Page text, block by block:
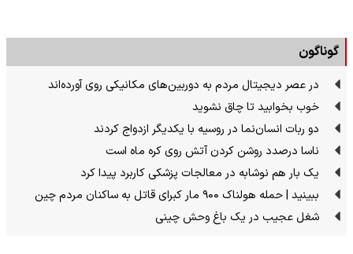
گوناگون
در عصر دیجیتال مردم به دوربین‌های مکانیکی روی آورده‌اند
خوب بخوابید تا چاق نشوید
دو ربات انسان‌نما در روسیه با یکدیگر ازدواج کردند
ناسا درصدد روشن کردن آتش روی کره ماه است
یک بار هم نوشابه در معالجات پزشکی کاربرد پیدا کرد
ببینید | حمله هولناک ۹۰۰ مار کبرای قاتل به ساکنان مردم چین
شغل عجیب در یک باغ وحش چینی